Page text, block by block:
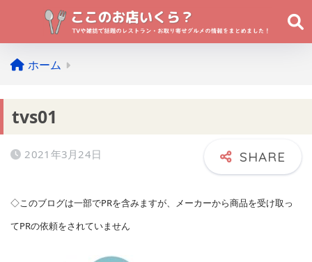
ホーム
tvs01
2021年3月24日
◇このブログは一部でPRを含みますが、メーカーから商品を受け取っ
てPRの依頼をされていません